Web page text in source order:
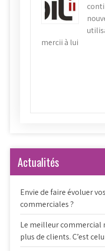
mercii à lui
Actualités
Envie de faire évoluer
commerciales ?
Le meilleur commercial
plus de clients. C’est